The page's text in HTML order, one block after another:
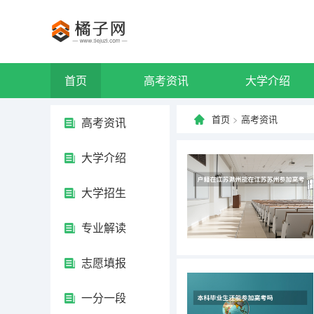
首页 高考资讯 大学介绍
高考资讯
大学介绍
大学招生
专业解读
志愿填报
一分一段
首页 > 高考资讯